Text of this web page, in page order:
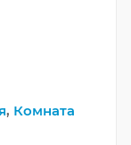
, Комната